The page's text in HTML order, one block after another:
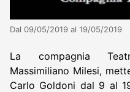
Dal 09/05/2019 al 19/05/2019
La compagnia
Massimiliano Milesi,
Carlo Goldoni dal 9 al